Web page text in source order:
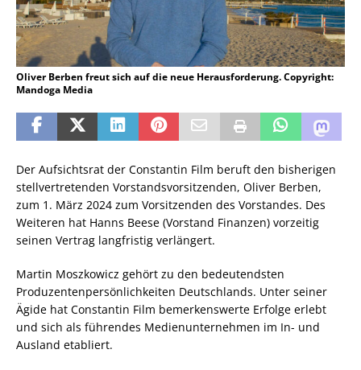
Oliver Berben freut sich auf die neue Herausforderung. Copyright:
Mandoga Media
Der Aufsichtsrat der Constantin Film beruft den bisherigen
stellvertretenden Vorstandsvorsitzenden, Oliver Berben,
zum 1. März 2024 zum Vorsitzenden des Vorstandes. Des
Weiteren hat Hanns Beese (Vorstand Finanzen) vorzeitig
seinen Vertrag langfristig verlängert.
Martin Moszkowicz gehört zu den bedeutendsten
Produzentenpersönlichkeiten Deutschlands. Unter seiner
Ägide hat Constantin Film bemerkenswerte Erfolge erlebt
und sich als führendes Medienunternehmen im In- und
Ausland etabliert.